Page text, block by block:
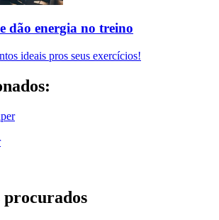
dão energia no treino
ideais pros seus exercícios!
procurados